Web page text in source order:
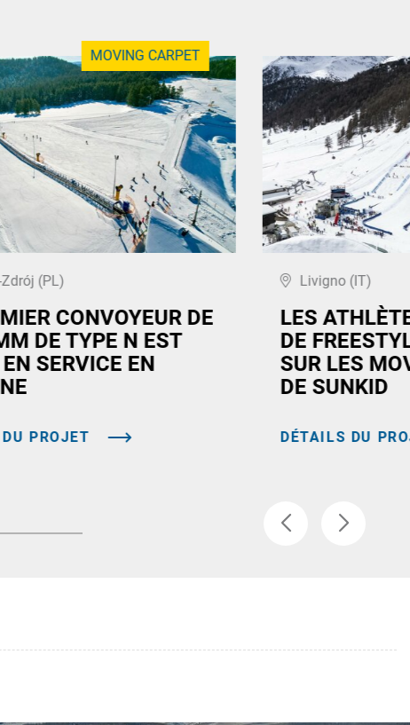
MOVING CARPET
(PL)
CONVOYEUR DE
DE TYPE N EST
SERVICE EN
PROJET
Livigno (IT)
LES
DE
SUR LES
DE SUNKID
DÉTAILS DU